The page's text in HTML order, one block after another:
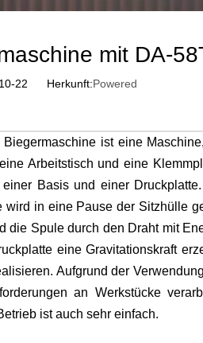
mit DA-
10-22 Herkunft:Powered
ist eine
Arbeitstisch und eine
Basis und einer
wird in eine Pause der Sitzhülle
die Spule durch den Draht mit
eine Gravitationskraft
Aufgrund der
an Werkstücke
ist auch sehr einfach.